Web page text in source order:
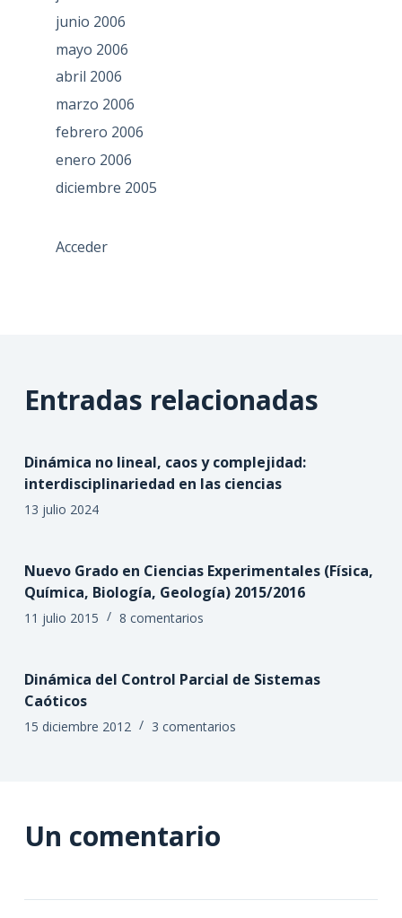
junio 2006
mayo 2006
abril 2006
marzo 2006
febrero 2006
enero 2006
diciembre 2005
Acceder
Entradas relacionadas
Dinámica no lineal, caos y complejidad:
interdisciplinariedad en las ciencias
13 julio 2024
Nuevo Grado en Ciencias Experimentales (Física,
Química, Biología, Geología) 2015/2016
11 julio 2015 8 comentarios
Dinámica del Control Parcial de Sistemas
Caóticos
15 diciembre 2012 3 comentarios
Un comentario